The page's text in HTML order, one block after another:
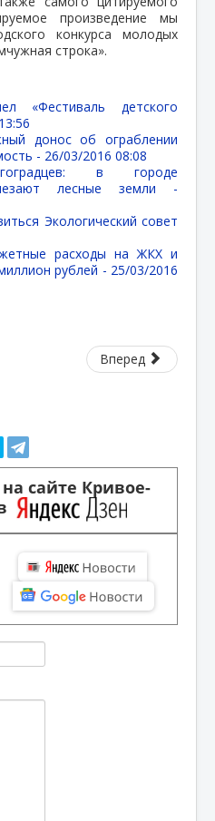
произведение мы
конкурса молодых
строка».
«Фестиваль детского
донос об ограблении
- 26/03/2016 08:08
в городе
лесные земли -
Экологический совет
расходы на ЖКХ и
рублей - 25/03/2016
Вперед
сайте Кривое-